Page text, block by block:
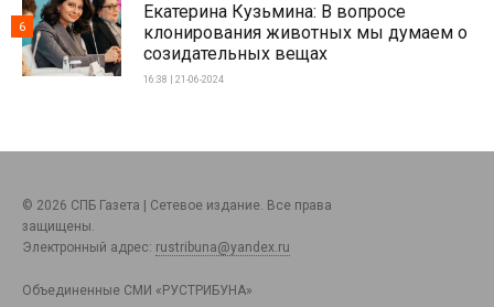
Екатерина Кузьмина: В вопросе
клонирования животных мы думаем о
созидательных вещах
16:38 | 21-06-2024
6
© 2026 СПБ Газета | Сетевое издание. Все права
защищены.
Электронный адрес: rustribuna@yandex.ru
Объединенные СМИ «РУСТРИБУНА»